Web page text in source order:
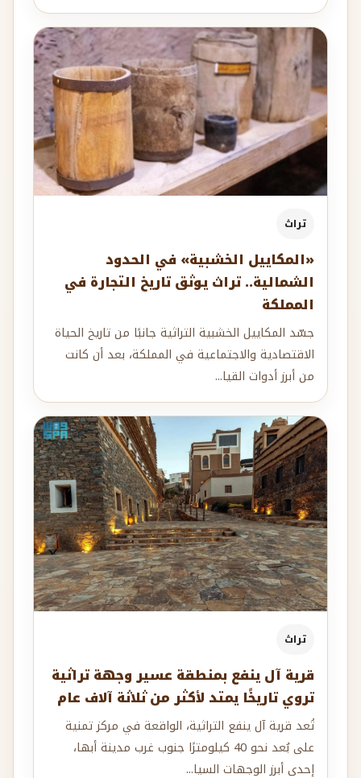
تراث
«المكاييل الخشبية» في الحدود
الشمالية.. تراث يوثق تاريخ التجارة في
المملكة
جسّد المكاييل الخشبية التراثية جانبًا من تاريخ الحياة
الاقتصادية والاجتماعية في المملكة، بعد أن كانت
من أبرز أدوات القيا...
تراث
قرية آل ينفع بمنطقة عسير وجهة تراثية
تروي تاريخًا يمتد لأكثر من ثلاثة آلاف عام
تُعد قرية آل ينفع التراثية، الواقعة في مركز تمنية
على بُعد نحو 40 كيلومترًا جنوب غرب مدينة أبها،
إحدى أبرز الوجهات السيا...